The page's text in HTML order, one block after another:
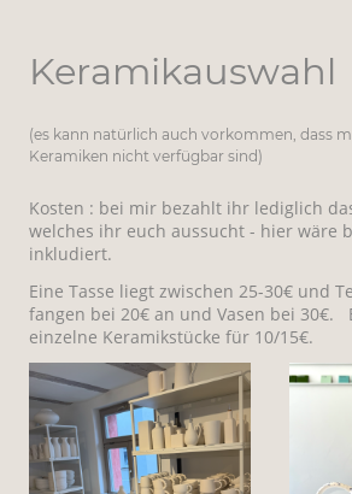
Keramikauswahl
(es kann natürlich auch vorkommen, dass
Keramiken nicht verfügbar sind)
Kosten : bei mir bezahlt ihr lediglich
welches ihr euch aussucht - hier wäre
inkludiert.
Eine Tasse liegt zwischen 25-30€ und
fangen bei 20€ an und Vasen bei 30€.
einzelne Keramikstücke für 10/15€.